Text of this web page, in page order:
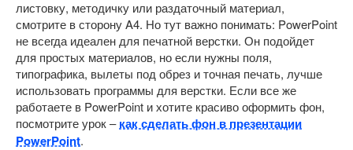
листовку, методичку или раздаточный материал,
смотрите в сторону A4. Но тут важно понимать: PowerPoint
не всегда идеален для печатной верстки. Он подойдет
для простых материалов, но если нужны поля,
типографика, вылеты под обрез и точная печать, лучше
использовать программы для верстки. Если все же
работаете в PowerPoint и хотите красиво оформить фон,
посмотрите урок –как сделать фон в презентации
PowerPoint.